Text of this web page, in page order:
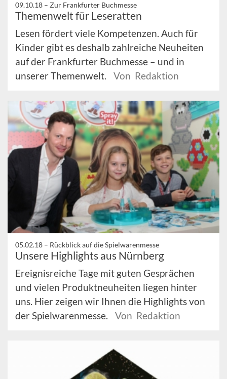
09.10.18 – Zur Frankfurter Buchmesse
Themenwelt für Leseratten
Lesen fördert viele Kompetenzen. Auch für
Kinder gibt es deshalb zahlreiche Neuheiten
auf der Frankfurter Buchmesse – und in
unserer Themenwelt.
Von Redaktion
05.02.18 – Rückblick auf die Spielwarenmesse
Unsere Highlights aus Nürnberg
Ereignisreiche Tage mit guten Gesprächen
und vielen Produktneuheiten liegen hinter
uns. Hier zeigen wir Ihnen die Highlights von
der Spielwarenmesse.
Von Redaktion